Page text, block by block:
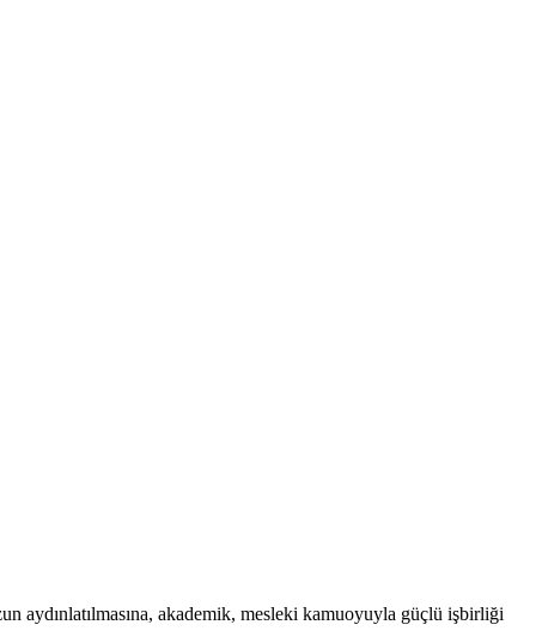
aydınlatılmasına, akademik, mesleki kamuoyuyla güçlü işbirliği